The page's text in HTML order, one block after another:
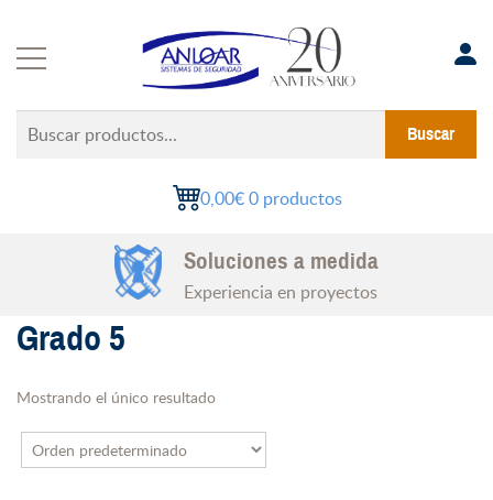
contenido
Buscar
productos...
Buscar
0,00€0 productos
Soluciones a medida
Experiencia en proyectos
Grado 5
Mostrando el único resultado